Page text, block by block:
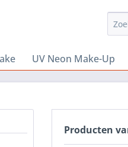
UV Neon Make-Up
Producten